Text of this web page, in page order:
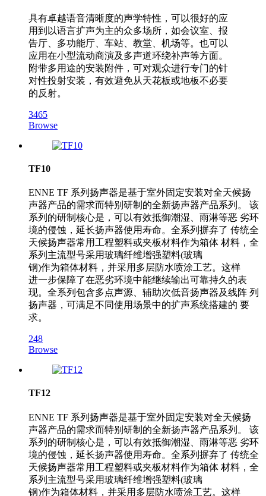
具有卓越语音清晰度的声学特性，可以很好的应
用到以语言扩声为主的众多场所，如会议室、报
告厅、多功能厅、车站、教堂、机场等。也可以
应用在小型流动商演及多声道环绕补声等方面。
附带多用途的安装附件，可对观众进行专门的针
对性投射安装，有效避免从天花板或地板不必要
的反射。
3465
Browse
TF10
ENNE TF 系列扬声器是基于室外固定安装对全天候扬
声器产品的需求而特别研制的全新扬声器产品系列。 该
系列的研制核心是，可以有效抵御潮湿、雨淋等恶 劣环
境的侵蚀，延长扬声器使用寿命。全系列摒弃了 传统全
天候扬声器常用工程塑料或夹板材料作为箱体 材料，全
系列主流型号采用玻璃纤维增强塑料(玻璃
钢)作为箱体材料，并采用多层防水喷涂工艺。这样
进一步保障了在恶劣环境中能继续输出可靠持久的表
现。全系列包含多点声源、辅助次低音扬声器及线阵 列
扬声器，可满足不同使用场景中的扩声系统搭建的 要
求。
248
Browse
TF12
ENNE TF 系列扬声器是基于室外固定安装对全天候扬
声器产品的需求而特别研制的全新扬声器产品系列。 该
系列的研制核心是，可以有效抵御潮湿、雨淋等恶 劣环
境的侵蚀，延长扬声器使用寿命。全系列摒弃了 传统全
天候扬声器常用工程塑料或夹板材料作为箱体 材料，全
系列主流型号采用玻璃纤维增强塑料(玻璃
钢)作为箱体材料，并采用多层防水喷涂工艺。这样